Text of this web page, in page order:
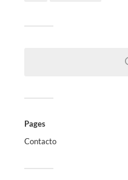
Pages
Contacto